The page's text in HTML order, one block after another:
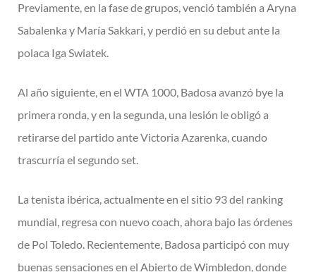
Previamente, en la fase de grupos, venció también a Aryna
Sabalenka y María Sakkari, y perdió en su debut ante la
polaca Iga Swiatek.
Al año siguiente, en el WTA 1000, Badosa avanzó bye la
primera ronda, y en la segunda, una lesión le obligó a
retirarse del partido ante Victoria Azarenka, cuando
trascurría el segundo set.
La tenista ibérica, actualmente en el sitio 93 del ranking
mundial, regresa con nuevo coach, ahora bajo las órdenes
de Pol Toledo. Recientemente, Badosa participó con muy
buenas sensaciones en el Abierto de Wimbledon, donde